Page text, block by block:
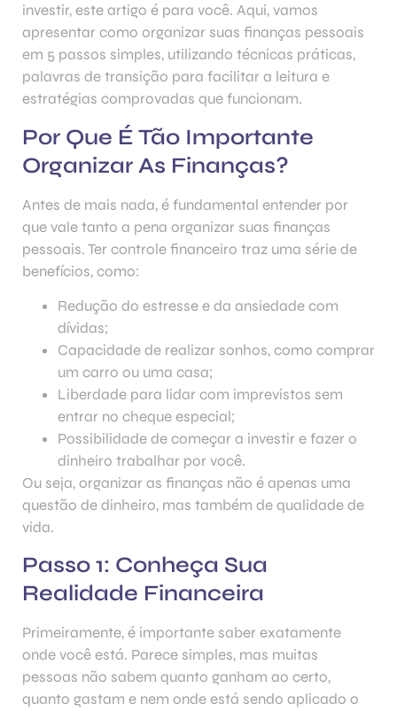
investir, este artigo é para você. Aqui, vamos
apresentar como organizar suas finanças pessoais
em 5 passos simples, utilizando técnicas práticas,
palavras de transição para facilitar a leitura e
estratégias comprovadas que funcionam.
Por Que É Tão Importante
Organizar As Finanças?
Antes de mais nada, é fundamental entender por
que vale tanto a pena organizar suas finanças
pessoais. Ter controle financeiro traz uma série de
benefícios, como:
Redução do estresse e da ansiedade com
dívidas;
Capacidade de realizar sonhos, como comprar
um carro ou uma casa;
Liberdade para lidar com imprevistos sem
entrar no cheque especial;
Possibilidade de começar a investir e fazer o
dinheiro trabalhar por você.
Ou seja, organizar as finanças não é apenas uma
questão de dinheiro, mas também de qualidade de
vida.
Passo 1: Conheça Sua
Realidade Financeira
Primeiramente, é importante saber exatamente
onde você está. Parece simples, mas muitas
pessoas não sabem quanto ganham ao certo,
quanto gastam e nem onde está sendo aplicado o